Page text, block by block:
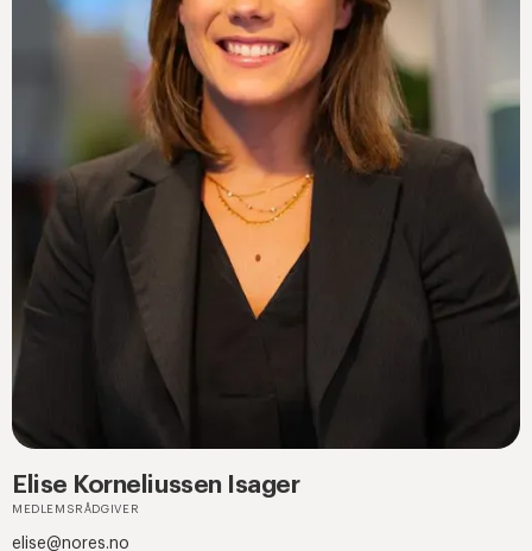
Elise Korneliussen Isager
MEDLEMSRÅDGIVER
elise@nores.no